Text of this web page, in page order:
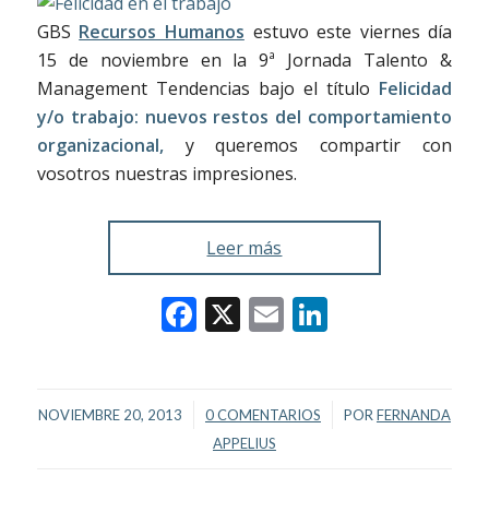
GBS Recursos Humanos estuvo este viernes día
15 de noviembre en la 9ª Jornada Talento &
Management Tendencias bajo el título Felicidad
y/o trabajo: nuevos restos del comportamiento
organizacional, y queremos compartir con
vosotros nuestras impresiones.
Leer más
Facebook
X EmailLinkedIn
NOVIEMBRE 20, 2013
/ 0 COMENTARIOS
/ POR FERNANDA
APPELIUS